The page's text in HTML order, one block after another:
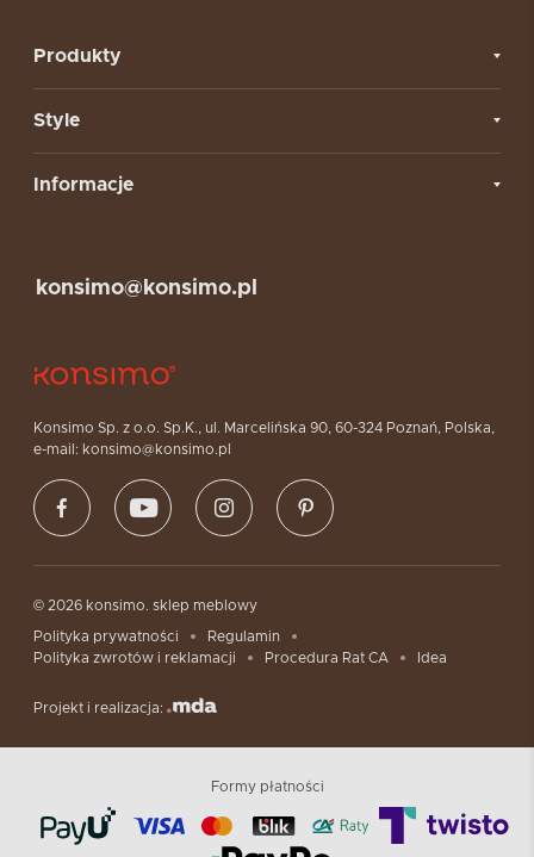
Produkty
Style
Informacje
Konsimo Sp. z o.o. Sp.K., ul. Marcelińska 90, 60-324 Poznań, Polska,
e-mail: konsimo@konsimo.pl
konsimo@konsimo.pl
© 2026 konsimo. sklep meblowy
Polityka prywatności
Regulamin
Polityka zwrotów i reklamacji
Procedura Rat CA Idea
Projekt i realizacja:
Formy płatności